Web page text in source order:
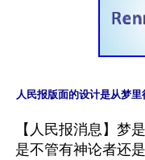
人民报版面的设计是从梦里
【人民报消息】梦
是不管有神论者还